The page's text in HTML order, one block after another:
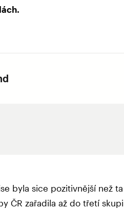
byla sice pozitivnější než ta
ČR zařadila až do třetí